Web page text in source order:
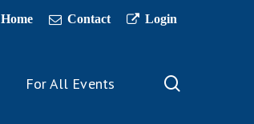
Home Contact Login
For All Events